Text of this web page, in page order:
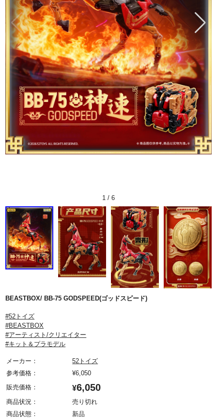
1 / 6
BEASTBOX/ BB-75 GODSPEED(ゴッドスピード)
#52トイズ
#BEASTBOX
#アーティスト/クリエイター
#キット＆プラモデル
メーカー：
52トイズ
参考価格：
¥6,050
販売価格：
¥6,050
商品状況：
売り切れ
商品状態：
新品